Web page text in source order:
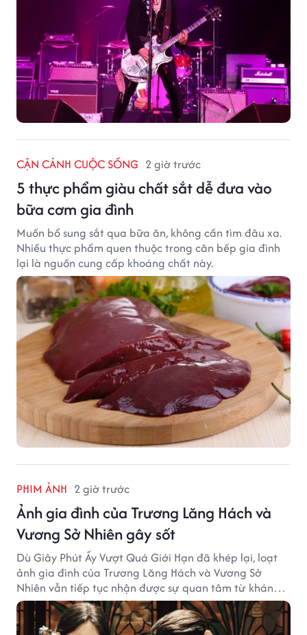
CẬN CẢNH CUỘC SỐNG 2 giờ trước
5 thực phẩm giàu chất sắt dễ đưa vào
bữa cơm gia đình
Muốn bổ sung sắt qua bữa ăn, không cần tìm đâu xa.
Nhiều thực phẩm quen thuộc trong căn bếp gia đình
lại là nguồn cung cấp khoáng chất này.
PHIM ẢNH 2 giờ trước
Ảnh gia đình của Trương Lăng Hách và
Vương Sở Nhiên gây sốt
Dù Giây Phút Ấy Vượt Quá Giới Hạn đã khép lại, loạt
ảnh gia đình của Trương Lăng Hách và Vương Sở
Nhiên vẫn tiếp tục nhận được sự quan tâm từ khán
giả.